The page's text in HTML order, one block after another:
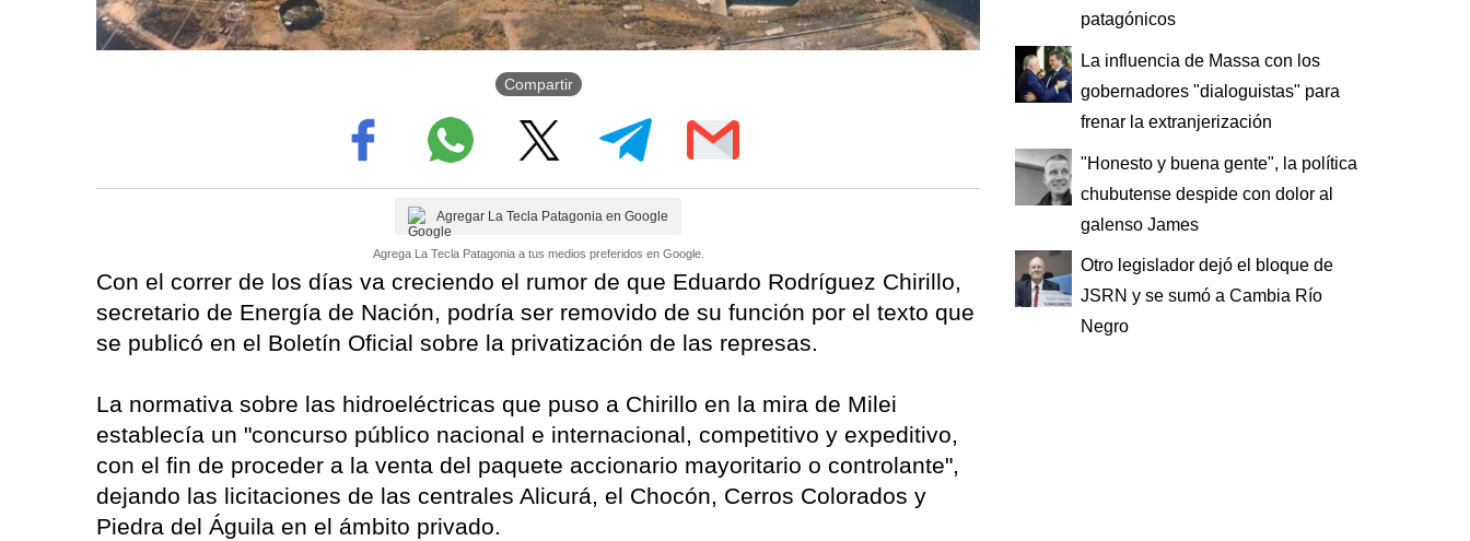
Compartir
Agregar La Tecla Patagonia en Google
Agrega La Tecla Patagonia a tus medios preferidos en Google.
Con el correr de los días va creciendo el rumor de que Eduardo Rodríguez Chirillo,
secretario de Energía de Nación, podría ser removido de su función por el texto que
se publicó en el Boletín Oficial sobre la privatización de las represas.
La normativa sobre las hidroeléctricas que puso a Chirillo en la mira de Milei
establecía un "concurso público nacional e internacional, competitivo y expeditivo,
con el fin de proceder a la venta del paquete accionario mayoritario o controlante",
dejando las licitaciones de las centrales Alicurá, el Chocón, Cerros Colorados y
Piedra del Águila en el ámbito privado.
patagónicos
La influencia de Massa con los
gobernadores "dialoguistas" para
frenar la extranjerización
"Honesto y buena gente", la política
chubutense despide con dolor al
galenso James
Otro legislador dejó el bloque de
JSRN y se sumó a Cambia Río
Negro